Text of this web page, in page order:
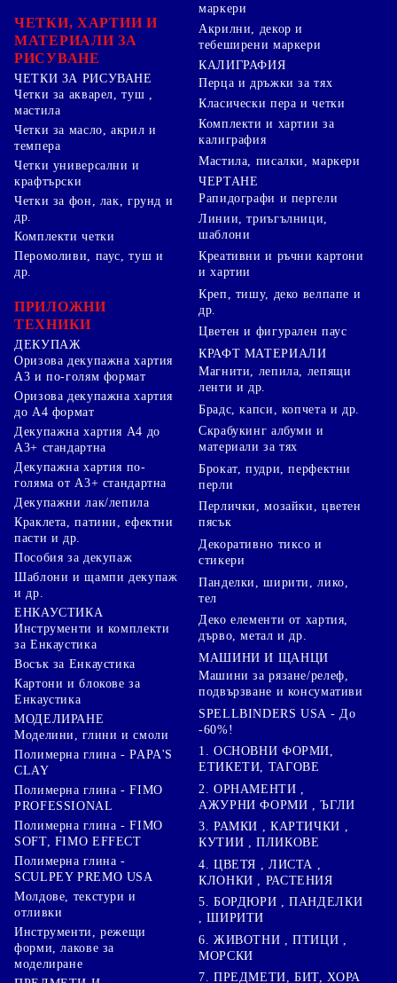
ЧЕТКИ, ХАРТИИ И
МАТЕРИАЛИ ЗА
РИСУВАНЕ
ЧЕТКИ ЗА РИСУВАНЕ
Четки за акварел, туш ,
мастила
Четки за масло, акрил и
темпера
Четки универсални и
крафтърски
Четки за фон, лак, грунд и
др.
Комплекти четки
маркери
Акрилни, декор и
тебеширени маркери
КАЛИГРАФИЯ
Перца и дръжки за тях
Класически пера и четки
Комплекти и хартии за
калиграфия
Мастила, писалки, маркери
ЧЕРТАНЕ
Рапидографи и пергели
Линии, триъгълници,
шаблони
Перомоливи, паус, туш и
др.
ПРИЛОЖНИ
ТЕХНИКИ
ДЕКУПАЖ
Оризова декупажна хартия
А3 и по-голям формат
Оризова декупажна хартия
до А4 формат
Декупажна хартия А4 до
А3+ стандартна
Декупажна хартия по-
голяма от А3+ стандартна
Декупажни лак/лепила
Краклета, патини, ефектни
пасти и др.
Пособия за декупаж
Шаблони и щампи декупаж
и др.
ЕНКАУСТИКА
Инструменти и комплекти
за Енкаустика
Восък за Енкаустика
Картони и блокове за
Енкаустика
МОДЕЛИРАНЕ
Моделини, глини и смоли
Полимерна глина - PAPA'S
CLAY
Полимерна глина - FIMO
PROFESSIONAL
Полимерна глина - FIMO
SOFT, FIMO EFFECT
Полимерна глина -
SCULPEY PREMO USA
Молдове, текстури и
отливки
Инструменти, режещи
форми, лакове за
моделиране
Креативни и ръчни картони
и хартии
Креп, тишу, деко велпапе и
др.
Цветен и фигурален паус
КРАФТ МАТЕРИАЛИ
Магнити, лепила, лепящи
ленти и др.
Брадс, капси, копчета и др.
Скрабукинг албуми и
материали за тях
Брокат, пудри, перфектни
перли
Перлички, мозайки, цветен
пясък
Декоративно тиксо и
стикери
Панделки, ширити, лико,
тел
Деко елементи от хартия,
дърво, метал и др.
МАШИНИ И ЩАНЦИ
Машини за рязане/релеф,
подвързване и консумативи
SPELLBINDERS USA - До
-60%!
1. ОСНОВНИ ФОРМИ,
ЕТИКЕТИ, ТАГОВЕ
2. ОРНАМЕНТИ ,
АЖУРНИ ФОРМИ , ЪГЛИ
3. РАМКИ , КАРТИЧКИ ,
КУТИИ , ПЛИКОВЕ
4. ЦВЕТЯ , ЛИСТА ,
КЛОНКИ , РАСТЕНИЯ
5. БОРДЮРИ , ПАНДЕЛКИ
, ШИРИТИ
6. ЖИВОТНИ , ПТИЦИ ,
МОРСКИ
7. ПРЕДМЕТИ, БИТ, ХОРА